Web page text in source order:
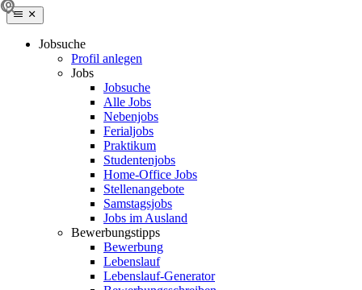
Jobsuche
Profil anlegen
Jobs
Jobsuche
Alle Jobs
Nebenjobs
Ferialjobs
Praktikum
Studentenjobs
Home-Office Jobs
Stellenangebote
Samstagsjobs
Jobs im Ausland
Bewerbungstipps
Bewerbung
Lebenslauf
Lebenslauf-Generator